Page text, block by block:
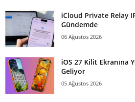
iCloud Private Relay IP
Gündemde
06 Ağustos 2026
iOS 27 Kilit Ekranına
Geliyor
05 Ağustos 2026